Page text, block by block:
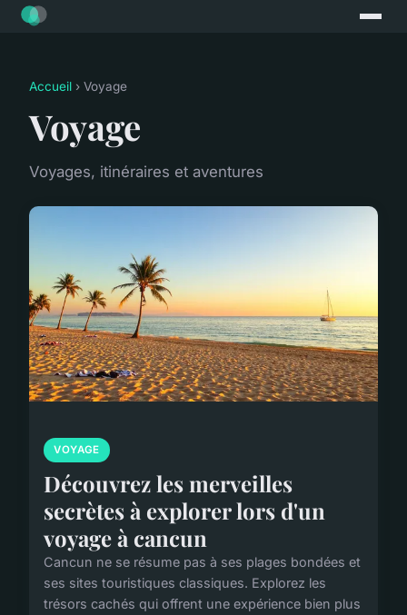
Accueil › Voyage
Voyage
Voyages, itinéraires et aventures
VOYAGE
Découvrez les merveilles
secrètes à explorer lors d'un
voyage à cancun
Cancun ne se résume pas à ses plages bondées et
ses sites touristiques classiques. Explorez les
trésors cachés qui offrent une expérience bien plus